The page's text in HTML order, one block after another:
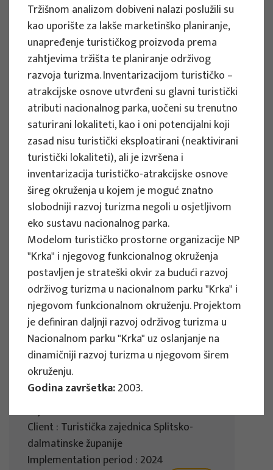
More
RESEARCH PROJECTS
Tourism Strategy of Šibenik-Knin
County until 2030
Project manager
Snježana Boranić Živoder
Client : Turistička zajednica Šibensko-
kninske županije
Implementation period : 2024
More
RESEARCH PROJECTS
Action Plan for Tourism Development
in the Dalmatinska zagora - splitsko
zaleđe
Project manager
Snježana Boranić Živoder
Client : Turistička zajednica Splitsko-
dalmatinske županije
Implementation period : 2024
Tržišnom analizom dobiveni nalazi poslužili su
kao uporište za lakše marketinško planiranje,
unapređenje turističkog proizvoda prema
zahtjevima tržišta te planiranje održivog
razvoja turizma. Inventarizacijom turističko –
atrakcijske osnove utvrđeni su glavni turistički
atributi nacionalnog parka, uočeni su trenutno
saturirani lokaliteti, kao i oni potencijalni koji
zasad nisu turistički eksploatirani (neaktivirani
turistički lokaliteti), ali je izvršena i
inventarizacija turističko-atrakcijske osnove
šireg okruženja u kojem je moguć znatno
slobodniji razvoj turizma negoli u osjetljivom
eko sustavu nacionalnog parka.
Modelom turističko prostorne organizacije NP
"Krka" i njegovog funkcionalnog okruženja
postavljen je strateški okvir za budući razvoj
održivog turizma u nacionalnom parku "Krka" i
njegovom funkcionalnom okruženju. Projektom
je definiran daljnji razvoj održivog turizma u
Nacionalnom parku "Krka" uz oslanjanje na
dinamičniji razvoj turizma u njegovom širem
okruženju.
Godina završetka:2003.